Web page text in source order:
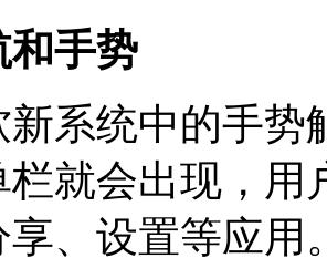
手势
统中的手势
栏就会出现，
、设置等应用